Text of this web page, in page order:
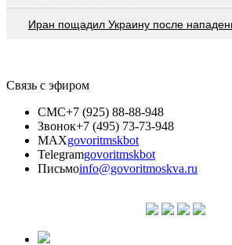
Иран пощадил Украину после
Связь с эфиром
СМС+7 (925) 88-88-948
Звонок+7 (495) 73-73-948
MAXgovoritmskbot
Telegramgovoritmskbot
Письмоinfo@govoritmoskva.ru